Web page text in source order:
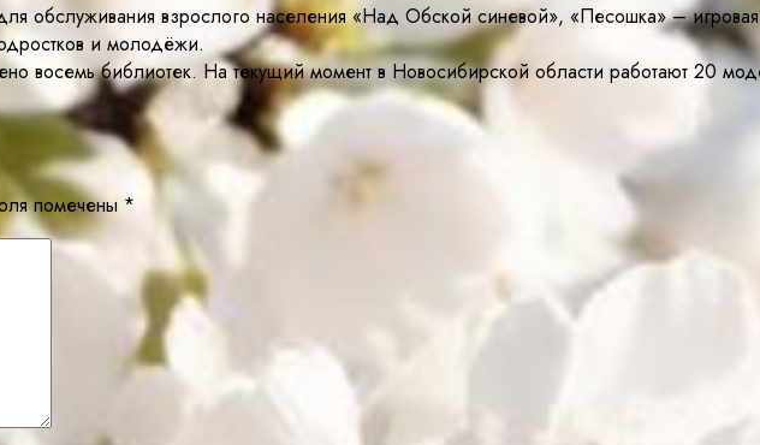
обслуживания взрослого населения «Над Обской синевой», «Песошка» –
и молодёжи.
восемь библиотек. На текущий момент в Новосибирской области работают 20
помечены *